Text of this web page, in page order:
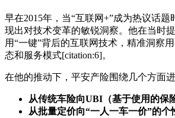
早在2015年，当“互联网+”成为热议话题
现出对技术变革的敏锐洞察。他在当时
用“一键”背后的互联网技术，精准洞察
态和服务模式[citation:6]。
在他的推动下，平安产险围绕几个方面进
从传统车险向UBI（基于使用的保
从批量定价向“一人一车一价”的个